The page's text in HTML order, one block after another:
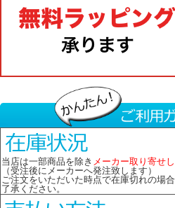
当店は一部商品を除き メーカー取り寄せ
（受注後にメーカーへ発注致します）
ご注文をいただいた時点で在庫切れの場
了承ください。